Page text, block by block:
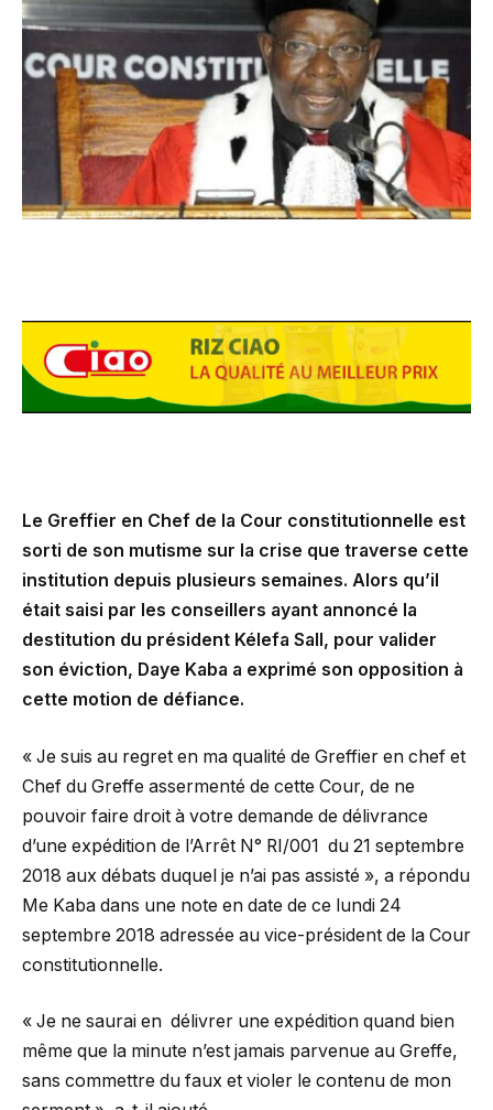
Le Greffier en Chef de la Cour constitutionnelle est
sorti de son mutisme sur la crise que traverse cette
institution depuis plusieurs semaines. Alors qu’il
était saisi par les conseillers ayant annoncé la
destitution du président Kélefa Sall, pour valider
son éviction, Daye Kaba a exprimé son opposition à
cette motion de défiance.
« Je suis au regret en ma qualité de Greffier en chef et
Chef du Greffe assermenté de cette Cour, de ne
pouvoir faire droit à votre demande de délivrance
d’une expédition de l’Arrêt N° RI/001 du 21 septembre
2018 aux débats duquel je n’ai pas assisté », a répondu
Me Kaba dans une note en date de ce lundi 24
septembre 2018 adressée au vice-président de la Cour
constitutionnelle.
« Je ne saurai en délivrer une expédition quand bien
même que la minute n’est jamais parvenue au Greffe,
sans commettre du faux et violer le contenu de mon